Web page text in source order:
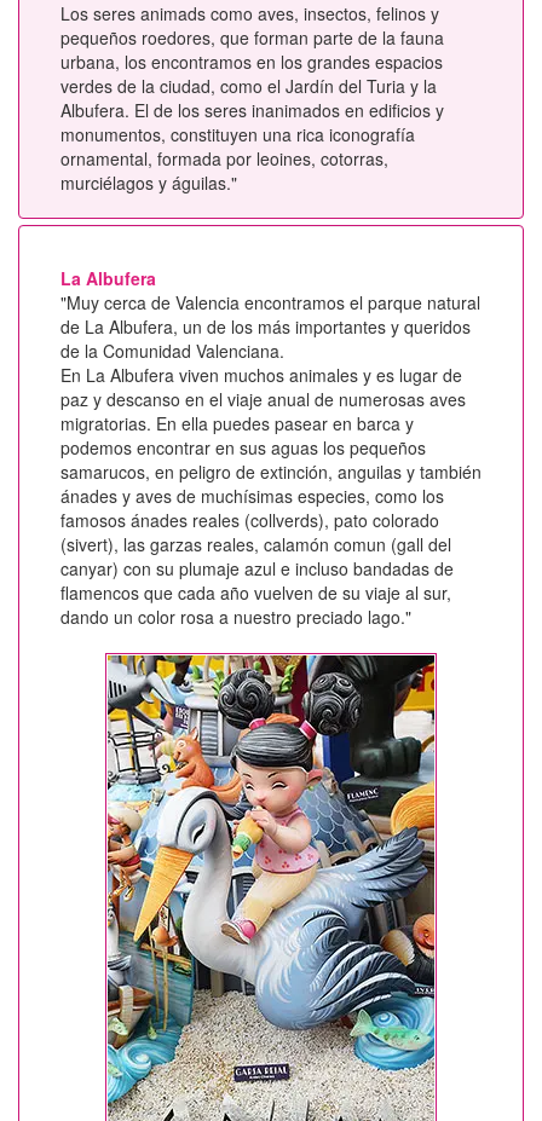
Los seres animads como aves, insectos, felinos y
pequeños roedores, que forman parte de la fauna
urbana, los encontramos en los grandes espacios
verdes de la ciudad, como el Jardín del Turia y la
Albufera. El de los seres inanimados en edificios y
monumentos, constituyen una rica iconografía
ornamental, formada por leoines, cotorras,
murciélagos y águilas."
La Albufera
"Muy cerca de Valencia encontramos el parque natural
de La Albufera, un de los más importantes y queridos
de la Comunidad Valenciana.
En La Albufera viven muchos animales y es lugar de
paz y descanso en el viaje anual de numerosas aves
migratorias. En ella puedes pasear en barca y
podemos encontrar en sus aguas los pequeños
samarucos, en peligro de extinción, anguilas y también
ánades y aves de muchísimas especies, como los
famosos ánades reales (collverds), pato colorado
(sivert), las garzas reales, calamón comun (gall del
canyar) con su plumaje azul e incluso bandadas de
flamencos que cada año vuelven de su viaje al sur,
dando un color rosa a nuestro preciado lago."